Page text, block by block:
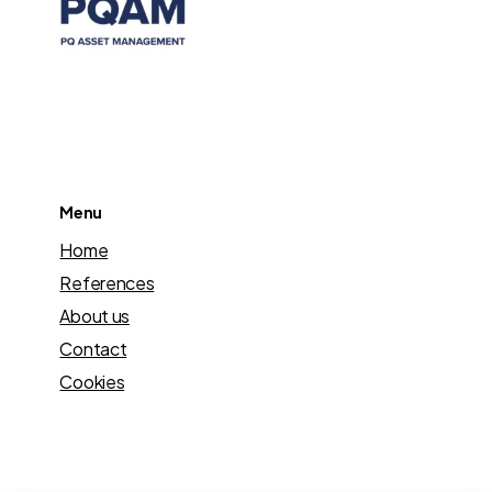
Menu
Home
References
About us
Contact
Cookies